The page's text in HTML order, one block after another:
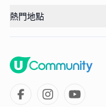
熱門地點